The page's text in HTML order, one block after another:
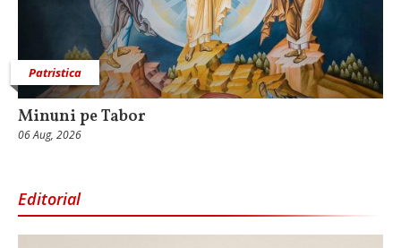
Patristica
Minuni pe Tabor
06 Aug, 2026
Editorial